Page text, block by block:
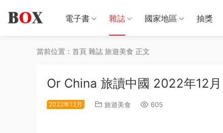
電子書 雜誌 國家地區 抽獎
當前位置： 首頁 雜誌 旅遊美食 正文
Or China 旅讀中國 2022年12月
2022年12月 旅遊美食 605